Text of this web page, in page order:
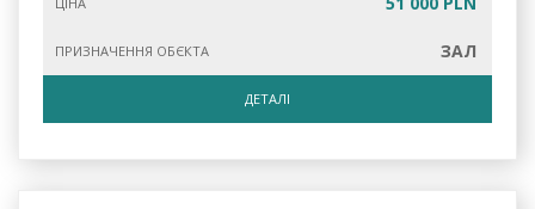
ПРИЗНАЧЕННЯ ОБЄКТА ЗАЛ
ДЕТАЛІ